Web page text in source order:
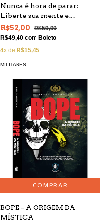
Nunca é hora de parar:
Liberte sua mente e
desenvolva seu potencial
inexplorado
R$52,00
R$59,90
R$49,40 com Boleto
4x de R$15,45
MILITARES
BOPE – A ORIGEM DA
MÍSTICA